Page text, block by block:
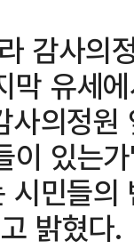
감사의
막 유세
의정
이 있는
시민들
밝혔다.